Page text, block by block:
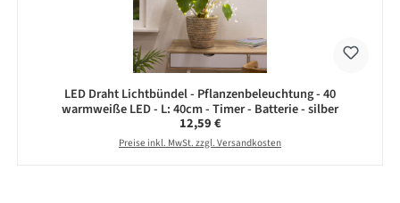
LED Draht Lichtbündel - Pflanzenbeleuchtung - 40
warmweiße LED - L: 40cm - Timer - Batterie - silber
Regulärer Preis:
12,59 €
Preise inkl. MwSt. zzgl. Versandkosten